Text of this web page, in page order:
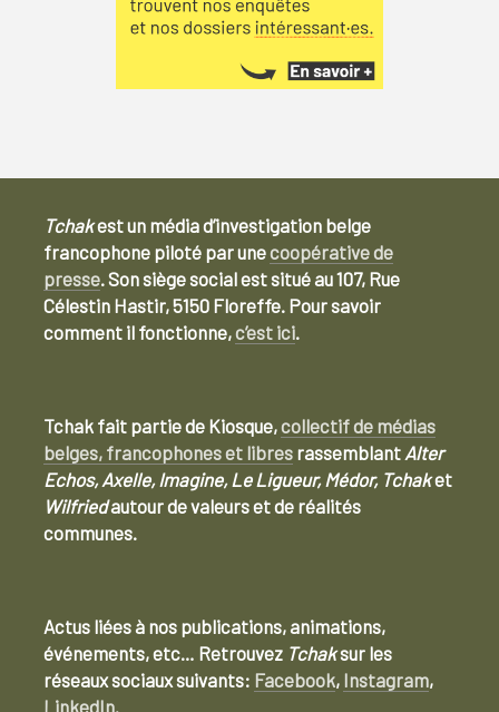
Tchakest un média d’investigation belge
francophone piloté par unecoopérative de
presse. Son siège social est situé au 107, Rue
Célestin Hastir, 5150 Floreffe. Pour savoir
comment il fonctionne,c’est ici.
Tchak fait partie de Kiosque,collectif de médias
belges, francophones et libres rassemblant Alter
Echos, Axelle, Imagine, Le Ligueur, Médor, Tchaket
Wilfriedautour de valeurs et de réalités
communes.
Actus liées à nos publications, animations,
événements, etc… Retrouvez Tchaksur les
réseaux sociaux suivants: Facebook, Instagram,
LinkedIn.